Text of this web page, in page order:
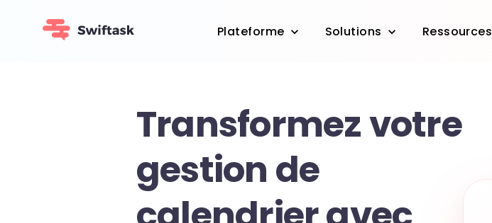
Plateforme Solutions Ressources
Transformez votre
gestion de